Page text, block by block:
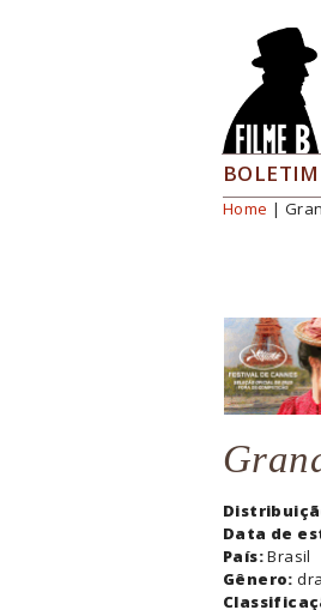
BOLETIM
Você
Home |
Data de
País:Brasil
Gênero: